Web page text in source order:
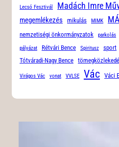
Lecsó Fesztivál Madách Imre
megemlékezés mikulás MIMK
nemzetiségi önkormányzatok parkolás
pályázat Rétvári Bence Spiritusz sport
Tótváradi-Nagy Bence
Virágos Vác vonat VVLSE Vác Váci